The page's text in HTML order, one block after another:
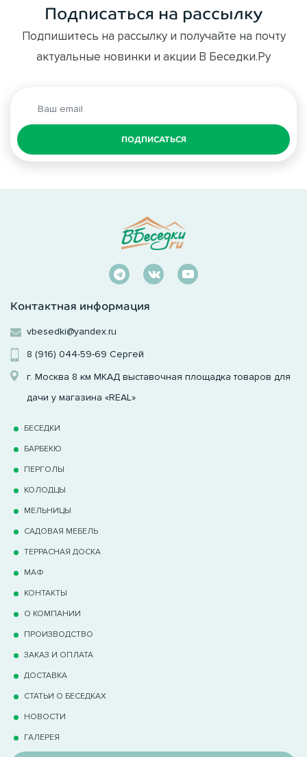
Подписаться на рассылку
Подпишитесь на рассылку и получайте на почту
актуальные новинки и акции В Беседки.Ру
ПОДПИСАТЬСЯ
Контактная информация
vbesedki@yandex.ru
8 (916) 044-59-69 Сергей
г. Москва 8 км МКАД выставочная площадка товаров для
дачи у магазина «REAL»
БЕСЕДКИ
БАРБЕКЮ
ПЕРГОЛЫ
КОЛОДЦЫ
МЕЛЬНИЦЫ
САДОВАЯ МЕБЕЛЬ
ТЕРРАCНАЯ ДОСКА
МАФ
КОНТАКТЫ
О КОМПАНИИ
ПРОИЗВОДСТВО
ЗАКАЗ И ОПЛАТА
ДОСТАВКА
СТАТЬИ О БЕСЕДКАХ
НОВОСТИ
ГАЛЕРЕЯ